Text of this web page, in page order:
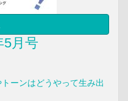
5月号
ーンはどうやって生み出